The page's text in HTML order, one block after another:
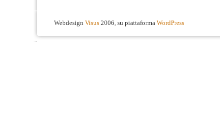
Webdesign Visus 2006, su piattaforma WordPress